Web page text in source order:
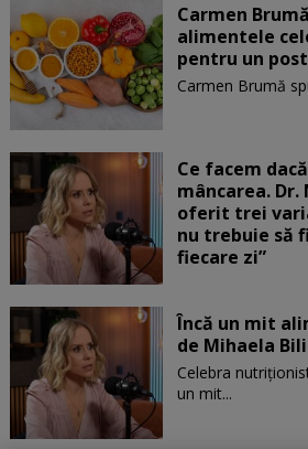
Carmen
alimentele
pentru un
Carmen Brumă
Ce facem
mâncarea. Dr.
oferit trei
nu trebuie să
fiecare zi”
Încă un mit
de Mihaela
Celebra
un mit...